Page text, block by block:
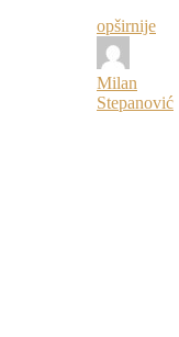
opširnije
Milan
Stepanović